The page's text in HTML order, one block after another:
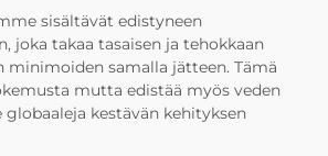
sisältävät edistyneen
joka takaa tasaisen ja tehokkaan
minimoiden samalla jätteen. Tämä
mutta edistää myös veden
globaaleja kestävän kehityksen